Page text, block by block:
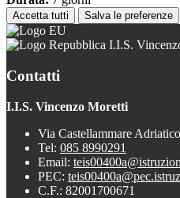
Accetta tutti Salva le preferenze
I.I.S.
Contatti
I.I.S. Vincenzo Moretti
Via Castellammare
Tel: 085 8990291
Email:
PEC:
C.F.: 82001700671